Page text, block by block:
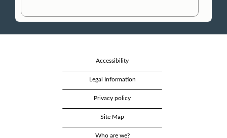
Accessibility
Legal Information
Privacy policy
Site Map
Who are we?